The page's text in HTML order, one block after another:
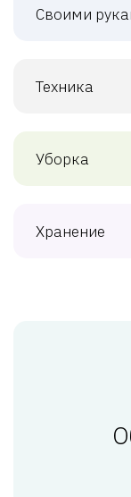
Своими
Техника
Уборка
Хранение